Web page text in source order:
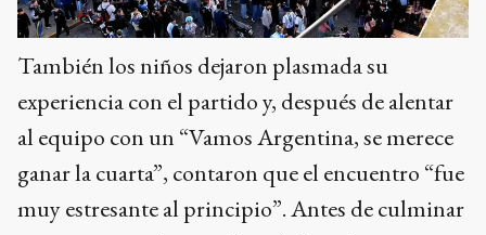
También los niños dejaron plasmada su
experiencia con el partido y, después de alentar
al equipo con un “Vamos Argentina, se merece
ganar la cuarta”, contaron que el encuentro “fue
muy estresante al principio”. Antes de culminar